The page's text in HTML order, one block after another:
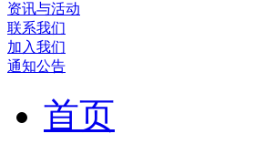
资讯与活动
联系我们
加入我们
通知公告
首页